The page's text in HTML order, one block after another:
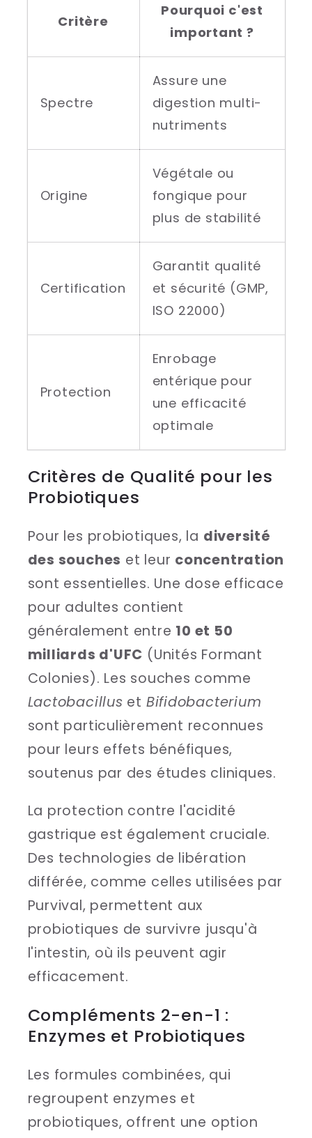
Critère
Pourquoi c'est
important ?
Spectre
Assure une
digestion multi-
nutriments
Origine
Végétale ou
fongique pour
plus de stabilité
Certification
Garantit qualité
et sécurité (GMP,
ISO 22000)
Protection
Enrobage
entérique pour
une efficacité
optimale
Critères de Qualité pour les
Probiotiques
Pour les probiotiques, la diversité
des souches et leur concentration
sont essentielles. Une dose efficace
pour adultes contient
généralement entre 10 et 50
milliards d'UFC (Unités Formant
Colonies). Les souches comme
Lactobacillus et Bifidobacterium
sont particulièrement reconnues
pour leurs effets bénéfiques,
soutenus par des études cliniques.
La protection contre l'acidité
gastrique est également cruciale.
Des technologies de libération
différée, comme celles utilisées par
Purvival, permettent aux
probiotiques de survivre jusqu'à
l'intestin, où ils peuvent agir
efficacement.
Compléments 2-en-1 :
Enzymes et Probiotiques
Les formules combinées, qui
regroupent enzymes et
probiotiques, offrent une option